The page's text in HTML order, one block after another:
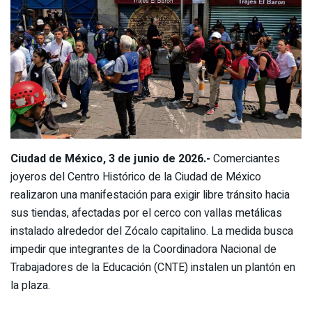
Ciudad de México, 3 de junio de 2026.- Comerciantes
joyeros del Centro Histórico de la Ciudad de México
realizaron una manifestación para exigir libre tránsito hacia
sus tiendas, afectadas por el cerco con vallas metálicas
instalado alrededor del Zócalo capitalino. La medida busca
impedir que integrantes de la Coordinadora Nacional de
Trabajadores de la Educación (CNTE) instalen un plantón en
la plaza.